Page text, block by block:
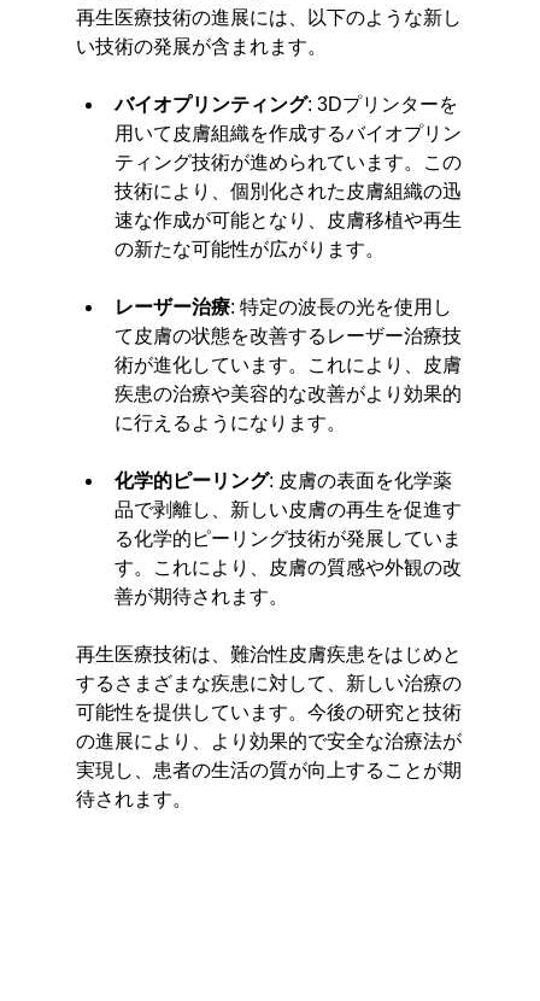
再生医療技術の進展には、以下のような新し
い技術の発展が含まれます。
バイオプリンティング: 3Dプリンターを
用いて皮膚組織を作成するバイオプリン
ティング技術が進められています。この
技術により、個別化された皮膚組織の迅
速な作成が可能となり、皮膚移植や再生
の新たな可能性が広がります。
レーザー治療: 特定の波長の光を使用し
て皮膚の状態を改善するレーザー治療技
術が進化しています。これにより、皮膚
疾患の治療や美容的な改善がより効果的
に行えるようになります。
化学的ピーリング: 皮膚の表面を化学薬
品で剥離し、新しい皮膚の再生を促進す
る化学的ピーリング技術が発展していま
す。これにより、皮膚の質感や外観の改
善が期待されます。
再生医療技術は、難治性皮膚疾患をはじめと
するさまざまな疾患に対して、新しい治療の
可能性を提供しています。今後の研究と技術
の進展により、より効果的で安全な治療法が
実現し、患者の生活の質が向上することが期
待されます。